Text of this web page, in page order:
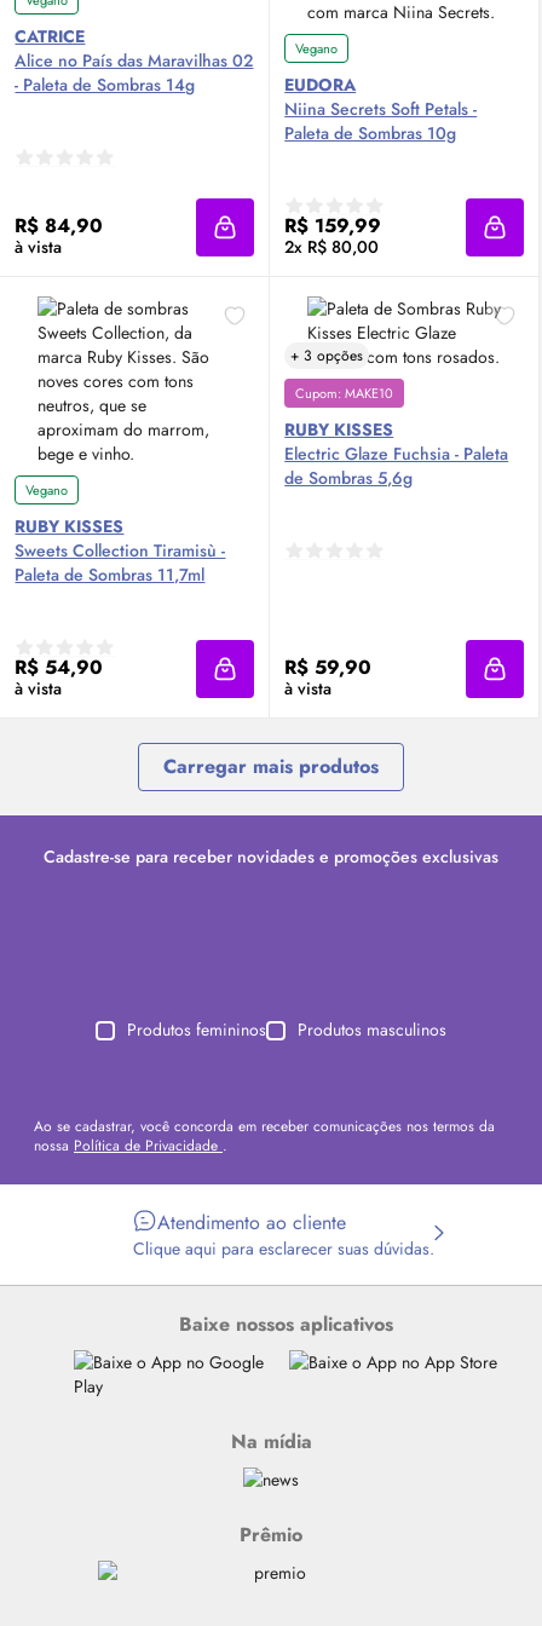
CATRICE
Alice no País das Maravilhas 02
- Paleta de Sombras 14g
R$ 84,90
à vista Adicionar à sacola
Vegano
EUDORA
Niina Secrets Soft Petals -
Paleta de Sombras 10g
R$ 159,99
2x R$ 80,00
Vegano
RUBY KISSES
Sweets Collection Tiramisù -
Paleta de Sombras 11,7ml
R$ 54,90
à vista Adicionar à sacola
+ 3 opções
Cupom: MAKE10
RUBY KISSES
Electric Glaze Fuchsia - Paleta
de Sombras 5,6g
R$ 59,90
à vista
Carregar mais produtos
Cadastre-se para receber novidades e promoções exclusivas
Produtos femininos Produtos masculinos
Ao se cadastrar, você concorda em receber comunicações nos termos da
nossa Política de Privacidade .
Atendimento ao cliente
Clique aqui para esclarecer suas dúvidas.
Baixe nossos aplicativos
Na mídia
Prêmio